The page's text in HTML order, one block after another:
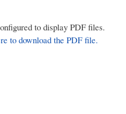
to display PDF files.
to download the PDF file.